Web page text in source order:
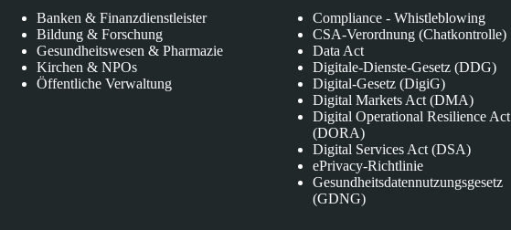
Banken & Finanzdienstleister
Bildung & Forschung
Gesundheitswesen & Pharmazie
Kirchen & NPOs
Öffentliche Verwaltung
Compliance - Whistleblowing
CSA-Verordnung (Chatkontrolle)
Data Act
Digitale-Dienste-Gesetz (DDG)
Digital-Gesetz (DigiG)
Digital Markets Act (DMA)
Digital Operational Resilience Act
(DORA)
Digital Services Act (DSA)
ePrivacy-Richtlinie
Gesundheitsdatennutzungsgesetz
(GDNG)